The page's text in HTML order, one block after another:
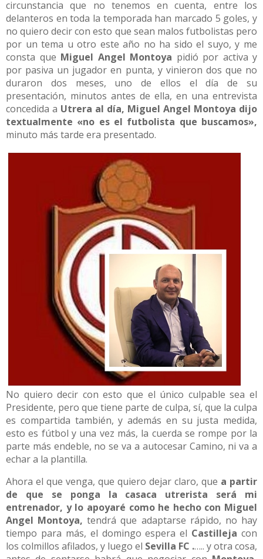
circunstancia que no tenemos en cuenta, entre los
delanteros en toda la temporada han marcado 5 goles, y
no quiero decir con esto que sean malos futbolistas pero
por un tema u otro este año no ha sido el suyo, y me
consta que Miguel Angel Montoya pidió por activa y
por pasiva un jugador en punta, y vinieron dos que no
duraron dos meses, uno de ellos el día de su
presentación, minutos antes de ella, en una entrevista
concedida a Utrera al día, Miguel Angel Montoya dijo
textualmente «no es el futbolista que buscamos»,
minuto más tarde era presentado.
No quiero decir con esto que el único culpable sea el
Presidente, pero que tiene parte de culpa, sí, que la culpa
es compartida también, y además en su justa medida,
esto es fútbol y una vez más, la cuerda se rompe por la
parte más endeble, no se va a autocesar Camino, ni va a
echar a la plantilla.
Ahora el que venga, que quiero dejar claro, que a partir
de que se ponga la casaca utrerista será mi
entrenador, y lo apoyaré como he hecho con Miguel
Angel Montoya, tendrá que adaptarse rápido, no hay
tiempo para más, el domingo espera el Castilleja con
los colmillos afilados, y luego el Sevilla FC .….. y otra cosa,